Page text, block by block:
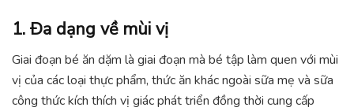
1. Đa dạng về mùi vị
Giai đoạn bé ăn dặm là giai đoạn mà bé tập làm quen với mùi
vị của các loại thực phẩm, thức ăn khác ngoài sữa mẹ và sữa
công thức kích thích vị giác phát triển đồng thời cung cấp